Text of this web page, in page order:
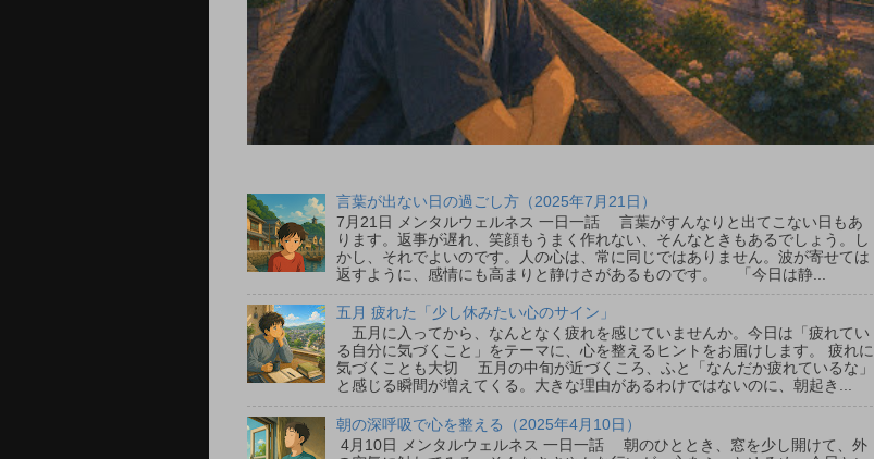
言葉が出ない日の過ごし方（2025年7月21日）
7月21日 メンタルウェルネス 一日一話 言葉がすんなりと出てこない日もあ
ります。返事が遅れ、笑顔もうまく作れない、そんなときもあるでしょう。し
かし、それでよいのです。人の心は、常に同じではありません。波が寄せては
返すように、感情にも高まりと静けさがあるものです。 「今日は静...
五月 疲れた「少し休みたい心のサイン」
五月に入ってから、なんとなく疲れを感じていませんか。今日は「疲れてい
る自分に気づくこと」をテーマに、心を整えるヒントをお届けします。 疲れに
気づくことも大切 五月の中旬が近づくころ、ふと「なんだか疲れているな」
と感じる瞬間が増えてくる。大きな理由があるわけではないのに、朝起き...
朝の深呼吸で心を整える（2025年4月10日）
4月10日 メンタルウェルネス 一日一話 朝のひととき、窓を少し開けて、外